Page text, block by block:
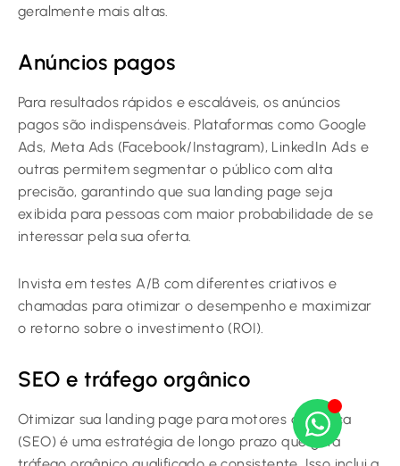
geralmente mais altas.
Anúncios pagos
Para resultados rápidos e escaláveis, os anúncios
pagos são indispensáveis. Plataformas como Google
Ads, Meta Ads (Facebook/Instagram), LinkedIn Ads e
outras permitem segmentar o público com alta
precisão, garantindo que sua landing page seja
exibida para pessoas com maior probabilidade de se
interessar pela sua oferta.
Invista em testes A/B com diferentes criativos e
chamadas para otimizar o desempenho e maximizar
o retorno sobre o investimento (ROI).
SEO e tráfego orgânico
Otimizar sua landing page para motores de busca
(SEO) é uma estratégia de longo prazo que gera